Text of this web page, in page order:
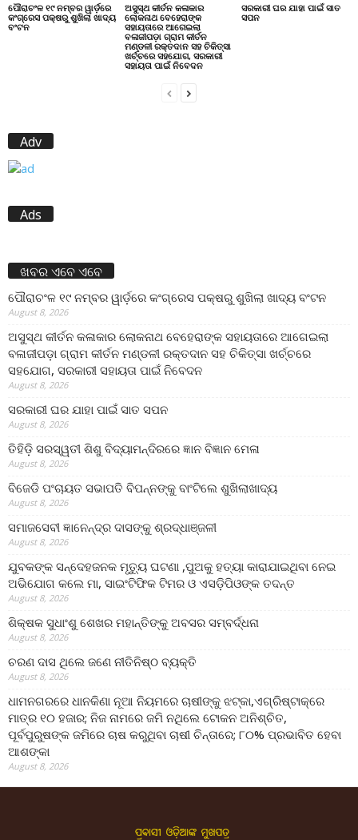
ପୌରାଚଂଳ ୧୯ ନମ୍ବର ୱାର୍ଡ଼ରେ
କଂଗ୍ରେସ ପକ୍ଷରୁ ଶୁଖିଲା ଖାଦ୍ୟ
ବଂଟନ
ଅସୁସ୍ଥ କୀର୍ତନ କଳାକାର
ଲୋକନାଥ ବେହେରାଙ୍କ
ସହାୟତାରେ ଆଗେଇଲା
ବଳାଜୀପଡ଼ା ଗ୍ରାମ କୀର୍ତନ
ମଣ୍ଡଳୀ ରକ୍ତଦାନ ସହ ଚିକିତ୍ସା
ଖର୍ଚ୍ଚରେ ସହଯୋଗ, ସରକାରୀ
ସହାୟତା ପାଇଁ ନିବେଦନ
ସରକାରୀ ଘର ଯାହା ପାଇଁ ସାତ
ସପନ
Adv
Ads
ଖବର ଏବେ ଏବେ
ପୌରାଚଂଳ ୧୯ ନମ୍ବର ୱାର୍ଡ଼ରେ କଂଗ୍ରେସ ପକ୍ଷରୁ ଶୁଖିଲା ଖାଦ୍ୟ ବଂଟନ
August 8, 2026
ଅସୁସ୍ଥ କୀର୍ତନ କଳାକାର ଲୋକନାଥ ବେହେରାଙ୍କ ସହାୟତାରେ ଆଗେଇଲା
ବଳାଜୀପଡ଼ା ଗ୍ରାମ କୀର୍ତନ ମଣ୍ଡଳୀ ରକ୍ତଦାନ ସହ ଚିକିତ୍ସା ଖର୍ଚ୍ଚରେ
ସହଯୋଗ, ସରକାରୀ ସହାୟତା ପାଇଁ ନିବେଦନ
August 8, 2026
ସରକାରୀ ଘର ଯାହା ପାଇଁ ସାତ ସପନ
August 8, 2026
ତିହିଡି଼ ସରସ୍ୱତୀ ଶିଶୁ ବିଦ୍ୟାମନ୍ଦିରରେ ଜ୍ଞାନ ବିଜ୍ଞାନ ମେଳା
August 8, 2026
ବିଜେଡି ପଂଚାୟତ ସଭାପତି ବିପନ୍ନଙ୍କୁ ବାଂଟିଲେ ଶୁଖିଲାଖାଦ୍ୟ
August 8, 2026
ସମାଜସେବୀ ଜ୍ଞାନେନ୍ଦ୍ର ଦାସଙ୍କୁ ଶ୍ରଦ୍ଧାଞ୍ଜଳୀ
August 8, 2026
ଯୁବକଙ୍କ ସନ୍ଦେହଜନକ ମୃତ୍ୟୁ ଘଟଣା ,ପୁଅକୁ ହତ୍ୟା କାରାଯାଇଥିବା ନେଇ
ଅଭିଯୋଗ କଲେ ମା, ସାଇଂଟିଫିକ ଟିମର ଓ ଏସଡ଼ିପିଓଙ୍କ ତଦନ୍ତ
August 8, 2026
ଶିକ୍ଷକ ସୁଧାଂଶୁ ଶେଖର ମହାନ୍ତିଙ୍କୁ ଅବସର ସମ୍ବର୍ଦ୍ଧନା
August 8, 2026
ଚରଣ ଦାସ ଥିଲେ ଜଣେ ନୀତିନିଷ୍ଠ ବ୍ୟକ୍ତି
August 8, 2026
ଧାମନଗରରେ ଧାନକିଣା ନୂଆ ନିୟମରେ ଚାଷୀଙ୍କୁ ଝଟ୍‌କା,ଏଗ୍ରିଷ୍ଟାକ୍‌ରେ
ମାତ୍ର ୧୦ ହଜାର; ନିଜ ନାମରେ ଜମି ନଥିଲେ ଟୋକନ ଅନିଶ୍ଚିତ,
ପୂର୍ବପୁରୁଷଙ୍କ ଜମିରେ ଚାଷ କରୁଥିବା ଚାଷୀ ଚିନ୍ତାରେ; ୮୦% ପ୍ରଭାବିତ ହେବା
ଆଶଙ୍କା
August 8, 2026